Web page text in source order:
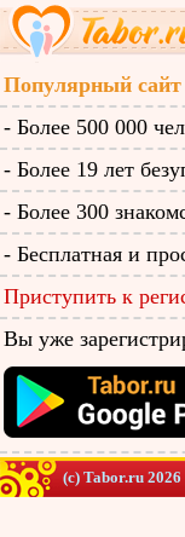
Популярный сайт
- Более 500 000
- Более 19 лет
- Более 300
- Бесплатная и
Приступить к
Вы уже
(c) Tabor.ru 2026